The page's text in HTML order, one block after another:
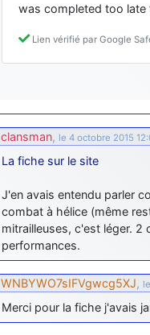
was completed too late
Lien vérifié par Google
clansman, le 4 octobre 2015
La fiche sur le site
J'en avais entendu parler
combat à hélice (même
mitrailleuses, c'est léger. 2
performances.
WNBYWO7sIFVgwcg5XJ,
Merci pour la fiche j'avais